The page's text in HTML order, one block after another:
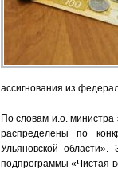
ассигнования из
По словам и.о.
распределены по
Ульяновской
подпрограммы «Чистая